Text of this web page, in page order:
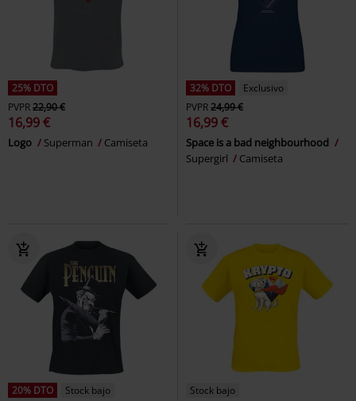
25% DTO
PVPR22,90 €
16,99 €
Logo Superman Camiseta
32% DTO
Exclusivo
PVPR24,99 €
16,99 €
Space is a bad neighbourhood
Supergirl
Camiseta
20% DTO
Stock bajo
Stock bajo